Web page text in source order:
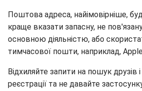
Поштова адреса, найімовірніше,
краще вказати запасну, не
основною діяльністю, або
тимчасової пошти, наприклад,
Відхиляйте запити на пошук друзів
реєстрації та не давайте